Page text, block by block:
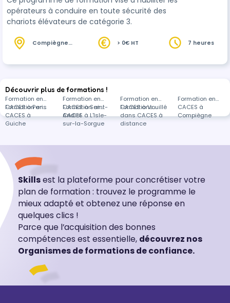
opérateurs à conduire en toute sécurité des
chariots élévateurs de catégorie 3.
Compiègne
> 0€ HT 7 heures
Découvrir plus de formations !
Formation en
CACES à Paris
Formation en
CACES à Saint-
Andiol
Formation en
CACES à Vouillé
Formation en
CACES à
Compiègne
Formation en
CACES à
Guiche
Formation en
CACES à L'Isle-
sur-la-Sorgue
Formations
dans CACES à
distance
Skillsest la plateforme pour concrétiser votre
plan de formation : trouvez le programme le
mieux adapté et obtenez une réponse en
quelques clics !
Parce que l’acquisition des bonnes
compétences est essentielle, découvrez nos
Organismes de formations de confiance.